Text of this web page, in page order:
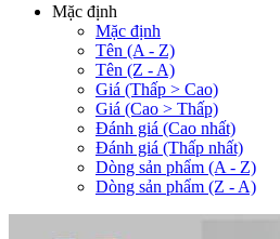
Mặc định
Mặc định
Tên (A - Z)
Tên (Z - A)
Giá (Thấp > Cao)
Giá (Cao > Thấp)
Đánh giá (Cao nhất)
Đánh giá (Thấp nhất)
Dòng sản phẩm (A - Z)
Dòng sản phẩm (Z - A)